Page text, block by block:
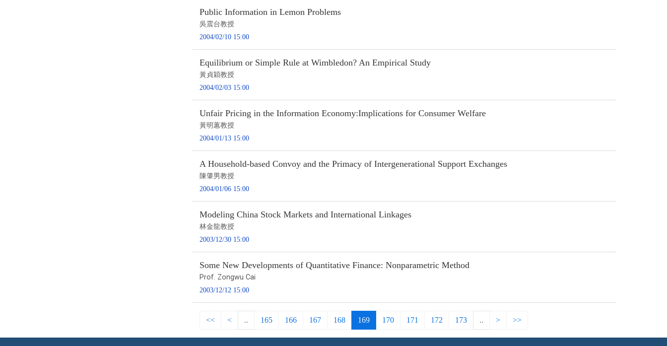
Public Information in Lemon Problems
吳震台教授
2004/02/10 15:00
Equilibrium or Simple Rule at Wimbledon? An Empirical Study
黃貞穎教授
2004/02/03 15:00
Unfair Pricing in the Information Economy:Implications for Consumer Welfare
黃明蕙教授
2004/01/13 15:00
A Household-based Convoy and the Primacy of Intergenerational Support Exchanges
陳肇男教授
2004/01/06 15:00
Modeling China Stock Markets and International Linkages
林金龍教授
2003/12/30 15:00
Some New Developments of Quantitative Finance: Nonparametric Method
Prof. Zongwu Cai
2003/12/12 15:00
<< < .. 165 166 167 168 169 170 171 172 173 .. > >>